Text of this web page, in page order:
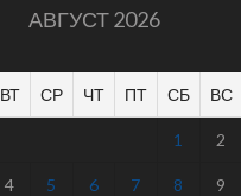
АВГУСТ 2026
ВТ СР ЧТ ПТ СБ ВС
1 2
4 5 6 7 8 9